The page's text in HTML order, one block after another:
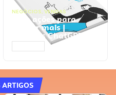
NEGÓCIOS, VENDAS
Faça ações para
vender mais |
Prompts ChatGPT